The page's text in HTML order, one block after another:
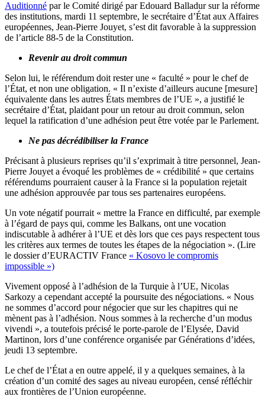
Auditionné par le Comité dirigé par Edouard Balladur sur la réforme
des institutions, mardi 11 septembre, le secrétaire d’État aux Affaires
européennes, Jean-Pierre Jouyet, s’est dit favorable à la suppression
de l’article 88-5 de la Constitution.
Revenir au droit commun
Selon lui, le référendum doit rester une « faculté » pour le chef de
l’État, et non une obligation. « Il n’existe d’ailleurs aucune [mesure]
équivalente dans les autres États membres de l’UE », a justifié le
secrétaire d’État, plaidant pour un retour au droit commun, selon
lequel la ratification d’une adhésion peut être votée par le Parlement.
Ne pas décrédibiliser la France
Précisant à plusieurs reprises qu’il s’exprimait à titre personnel, Jean-
Pierre Jouyet a évoqué les problèmes de « crédibilité » que certains
référendums pourraient causer à la France si la population rejetait
une adhésion approuvée par tous ses partenaires européens.
Un vote négatif pourrait « mettre la France en difficulté, par exemple
à l’égard de pays qui, comme les Balkans, ont une vocation
indiscutable à adhérer à l’UE et dès lors que ces pays respectent tous
les critères aux termes de toutes les étapes de la négociation ». (Lire
le dossier d’EURACTIV France « Kosovo le compromis
impossible »)
Vivement opposé à l’adhésion de la Turquie à l’UE, Nicolas
Sarkozy a cependant accepté la poursuite des négociations. « Nous
ne sommes d’accord pour négocier que sur les chapitres qui ne
mènent pas à l’adhésion. Nous sommes à la recherche d’un modus
vivendi », a toutefois précisé le porte-parole de l’Elysée, David
Martinon, lors d’une conférence organisée par Générations d’idées,
jeudi 13 septembre.
Le chef de l’État a en outre appelé, il y a quelques semaines, à la
création d’un comité des sages au niveau européen, censé réfléchir
aux frontières de l’Union européenne.